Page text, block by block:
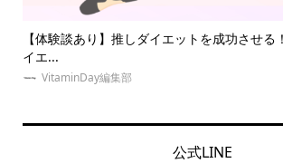
【体験談あり】推しダイエットを成功させる
イエ...
VitaminDay編集部
公式LINE